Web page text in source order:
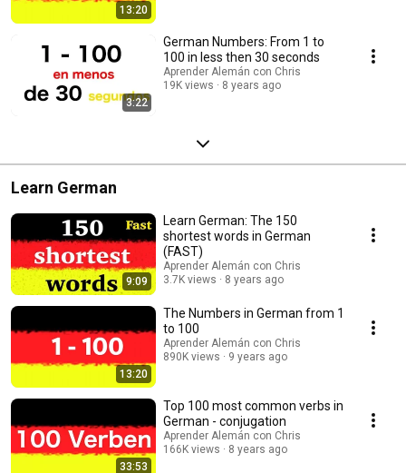
13:20
3:22
German Numbers: From 1 to
100 in less then 30 seconds
Aprender Alemán con Chris
19K views
8 years ago
Learn German
9:09
Learn German: The 150
shortest words in German
(FAST)
Aprender Alemán con Chris
3.7K views
8 years ago
13:20
The Numbers in German from 1
to 100
Aprender Alemán con Chris
890K views
9 years ago
33:53
Top 100 most common verbs in
German - conjugation
Aprender Alemán con Chris
166K views
8 years ago